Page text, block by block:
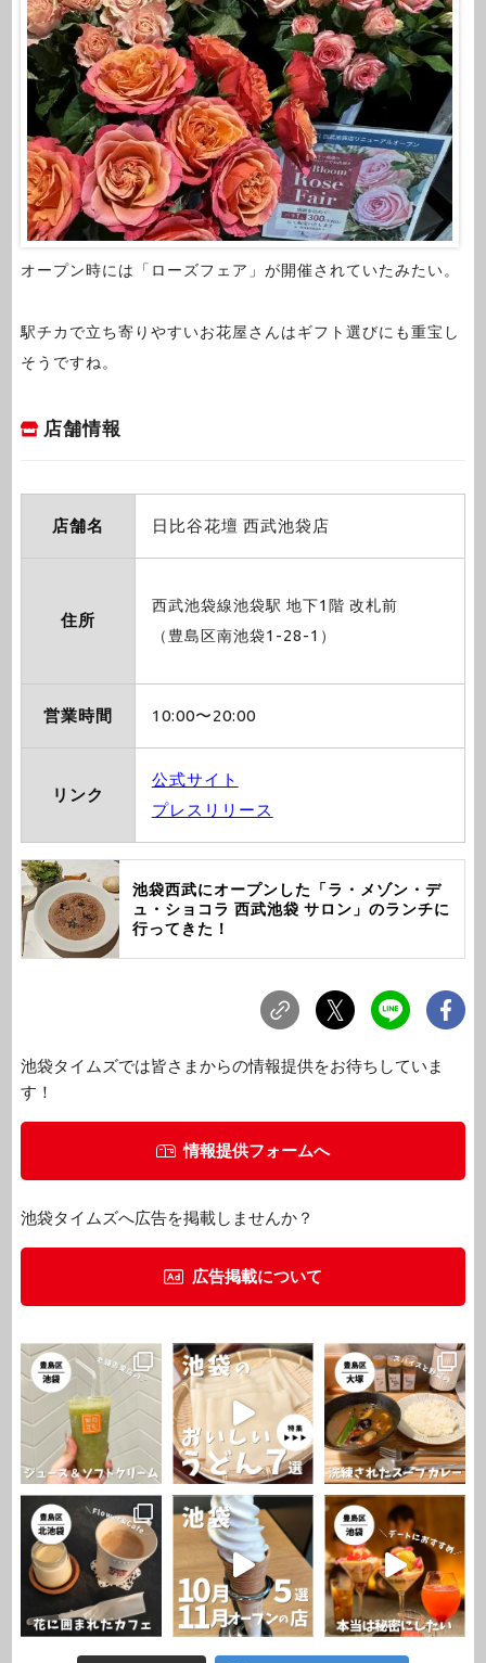
オープン時には「ローズフェア」が開催されていたみたい。
駅チカで立ち寄りやすいお花屋さんはギフト選びにも重宝し
そうですね。
店舗情報
店舗名 日比谷花壇 西武池袋店
住所
西武池袋線池袋駅 地下1階 改札前
（豊島区南池袋1-28-1）
営業時間 10:00〜20:00
リンク
公式サイト
プレスリリース
池袋西武にオープンした「ラ・メゾン・デ
ュ・ショコラ 西武池袋 サロン」のランチに
行ってきた！
池袋タイムズでは皆さまからの情報提供をお待ちしていま
す！
情報提供フォームへ
池袋タイムズへ広告を掲載しませんか？
広告掲載について